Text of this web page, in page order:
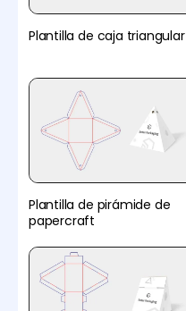
Plantilla de caja triangular
Plantilla de pirámide de
papercraft